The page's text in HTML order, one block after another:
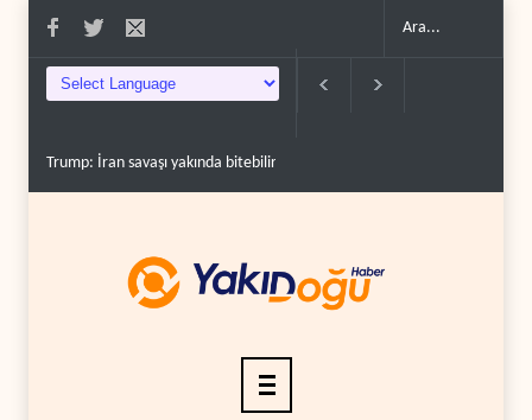
Trump: İran savaşı yakında bitebilir, ABD silah stoklar�..